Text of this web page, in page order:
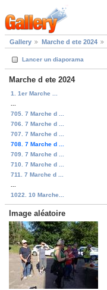
Gallery Marche d ete 2024
Lancer un diaporama
Marche d ete 2024
1. 1er Marche ...
705. 7 Marche d ...
706. 7 Marche d ...
707. 7 Marche d ...
708. 7 Marche d ...
709. 7 Marche d ...
710. 7 Marche d ...
711. 7 Marche d ...
1022. 10 Marche...
Image aléatoire